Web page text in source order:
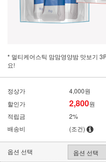
* 멀티케어스틱 맘맘영양밤 맛보기
요!
정상가
4,000원
할인가
2,800원
적립금
2%
배송비
(조건)
옵션 선택